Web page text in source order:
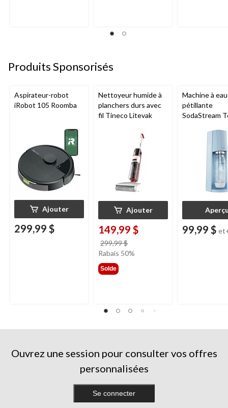
Produits Sponsorisés
Aspirateur-robot
iRobot 105 Roomba
Ajouter
299,99 $
Nettoyeur humide à
planchers durs avec
fil Tineco Litevak
Ajouter
149,99 $
299,99 $
était
Rabais 50%
Solde
Machine à eau
pétillante
SodaStream
99,99 $
Ouvrez une session pour consulter vos offres
personnalisées
Se connecter